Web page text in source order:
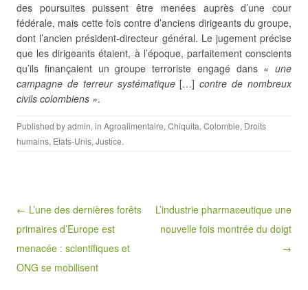
des poursuites puissent être menées auprès d’une cour
fédérale, mais cette fois contre d’anciens dirigeants du groupe,
dont l’ancien président-directeur général. Le jugement précise
que les dirigeants étaient, à l’époque, parfaitement conscients
qu’ils finançaient un groupe terroriste engagé dans « une
campagne de terreur systématique […] contre de nombreux
civils colombiens ».
Published byadmin, in Agroalimentaire, Chiquita, Colombie, Droits
humains, Etats-Unis, Justice.
Post navigation
← L’une des dernières forêts
primaires d’Europe est
menacée : scientifiques et
ONG se mobilisent
L’industrie pharmaceutique une
nouvelle fois montrée du doigt
→